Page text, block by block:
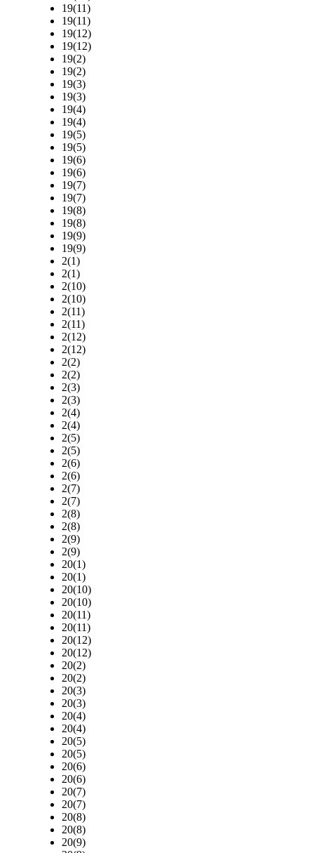
19(11)
19(11)
19(12)
19(12)
19(2)
19(2)
19(3)
19(3)
19(4)
19(4)
19(5)
19(5)
19(6)
19(6)
19(7)
19(7)
19(8)
19(8)
19(9)
19(9)
2(1)
2(1)
2(10)
2(10)
2(11)
2(11)
2(12)
2(12)
2(2)
2(2)
2(3)
2(3)
2(4)
2(4)
2(5)
2(5)
2(6)
2(6)
2(7)
2(7)
2(8)
2(8)
2(9)
2(9)
20(1)
20(1)
20(10)
20(10)
20(11)
20(11)
20(12)
20(12)
20(2)
20(2)
20(3)
20(3)
20(4)
20(4)
20(5)
20(5)
20(6)
20(6)
20(7)
20(7)
20(8)
20(8)
20(9)